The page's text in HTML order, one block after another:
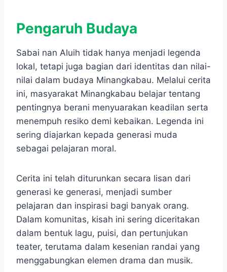
Pengaruh Budaya
Sabai nan Aluih tidak hanya menjadi legenda
lokal, tetapi juga bagian dari identitas dan nilai-
nilai dalam budaya Minangkabau. Melalui cerita
ini, masyarakat Minangkabau belajar tentang
pentingnya berani menyuarakan keadilan serta
menempuh resiko demi kebaikan. Legenda ini
sering diajarkan kepada generasi muda
sebagai pelajaran moral.
Cerita ini telah diturunkan secara lisan dari
generasi ke generasi, menjadi sumber
pelajaran dan inspirasi bagi banyak orang.
Dalam komunitas, kisah ini sering diceritakan
dalam bentuk lagu, puisi, dan pertunjukan
teater, terutama dalam kesenian randai yang
menggabungkan elemen drama dan musik.